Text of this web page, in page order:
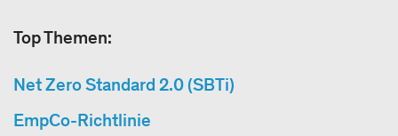
Top Themen:
Net Zero Standard 2.0 (SBTi)
EmpCo-Richtlinie